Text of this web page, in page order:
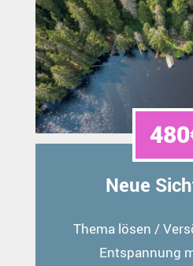
Neue
Thema lösen /
Entspannung